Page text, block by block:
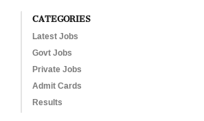
CATEGORIES
Latest Jobs
Govt Jobs
Private Jobs
Admit Cards
Results